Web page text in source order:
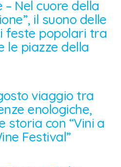
– Nel cuore della
il suono delle
feste popolari tra
le piazze della
viaggio tra
enologiche,
storia con “Vini a
Festival”